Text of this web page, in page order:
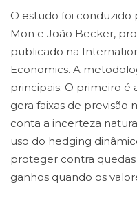
O estudo foi conduzido
Mon e João Becker,
publicado na
Economics. A
principais. O primeiro é
gera faixas de previsão
conta a incerteza
uso do hedging
proteger contra
ganhos quando os